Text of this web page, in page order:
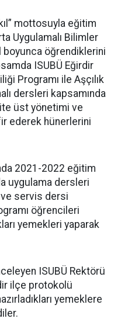
mottosuyla eğitim
Uygulamalı Bilimler
boyunca öğrendiklerini
ISUBÜ Eğirdir
Programı ile Aşçılık
dersleri kapsamında
üst yönetimi ve
ederek hünerlerini
2021-2022 eğitim
uygulama dersleri
ve servis dersi
öğrencileri
yemekleri yaparak
ISUBÜ Rektörü
ilçe protokolü
yemeklere